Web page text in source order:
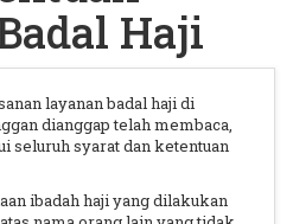
Haji
layanan badal haji di
dianggap telah membaca,
seluruh syarat dan ketentuan
ibadah haji yang dilakukan